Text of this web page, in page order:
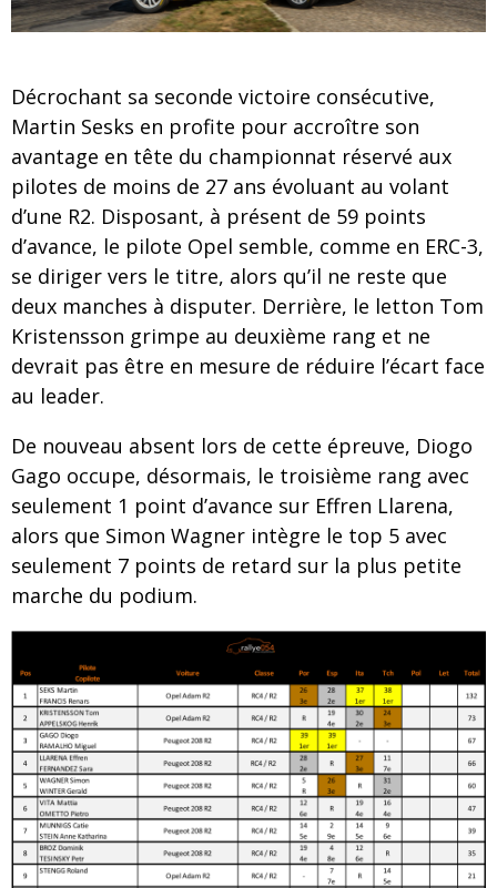
Décrochant sa seconde victoire consécutive,
Martin Sesks en profite pour accroître son
avantage en tête du championnat réservé aux
pilotes de moins de 27 ans évoluant au volant
d’une R2. Disposant, à présent de 59 points
d’avance, le pilote Opel semble, comme en ERC-3,
se diriger vers le titre, alors qu’il ne reste que
deux manches à disputer. Derrière, le letton Tom
Kristensson grimpe au deuxième rang et ne
devrait pas être en mesure de réduire l’écart face
au leader.
De nouveau absent lors de cette épreuve, Diogo
Gago occupe, désormais, le troisième rang avec
seulement 1 point d’avance sur Effren Llarena,
alors que Simon Wagner intègre le top 5 avec
seulement 7 points de retard sur la plus petite
marche du podium.